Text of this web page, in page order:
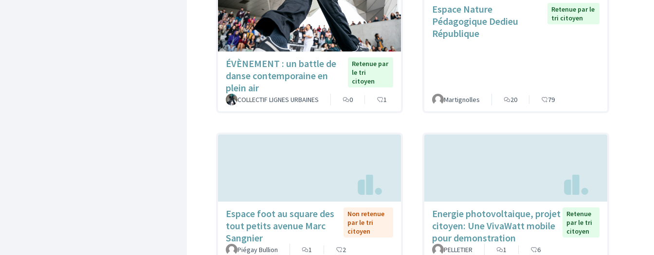
ÉVÈNEMENT : un battle de
danse contemporaine en
plein air
Retenue par
le tri
citoyen
COLLECTIF LIGNES URBAINES 0 1
Espace Nature
Pédagogique Dedieu
République
Retenue par le
tri citoyen
Martignolles 20 79
Espace foot au square des
tout petits avenue Marc
Sangnier
Non retenue
par le tri
citoyen
Piégay Bullion 1 2
Energie photovoltaique, projet
citoyen: Une VivaWatt mobile
pour demonstration
Retenue
par le tri
citoyen
PELLETIER 1 6